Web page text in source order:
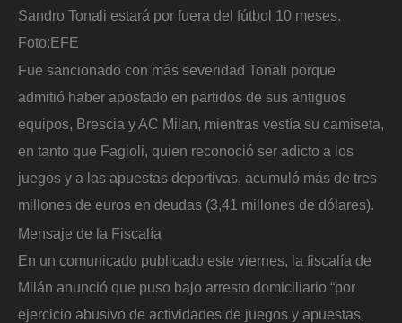
Sandro Tonali estará por fuera del fútbol 10 meses.
Foto:EFE
Fue sancionado con más severidad Tonali porque
admitió haber apostado en partidos de sus antiguos
equipos, Brescia y AC Milan, mientras vestía su camiseta,
en tanto que Fagioli, quien reconoció ser adicto a los
juegos y a las apuestas deportivas, acumuló más de tres
millones de euros en deudas (3,41 millones de dólares).
Mensaje de la Fiscalía
En un comunicado publicado este viernes, la fiscalía de
Milán anunció que puso bajo arresto domiciliario “por
ejercicio abusivo de actividades de juegos y apuestas,